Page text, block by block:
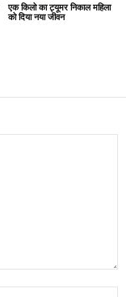
एक किलो का ट्यूमर निकाल महिला
को दिया नया जीवन